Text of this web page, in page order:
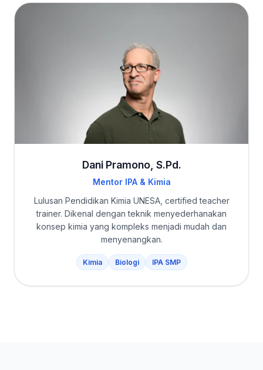
Dani Pramono, S.Pd.
Mentor IPA & Kimia
Lulusan Pendidikan Kimia UNESA, certified teacher
trainer. Dikenal dengan teknik menyederhanakan
konsep kimia yang kompleks menjadi mudah dan
menyenangkan.
Kimia Biologi IPA SMP